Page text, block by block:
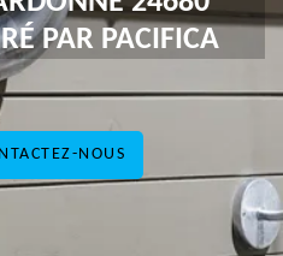
NOUS
PAR PACIFICA